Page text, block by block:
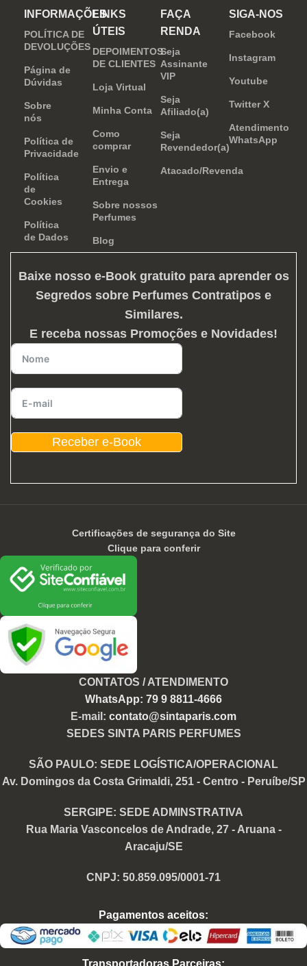
e determinação.
INFORMAÇÕES
POLÍTICA DE
DEVOLUÇÕES
Página de
Dúvidas
Sobre
nós
Política de
Privacidade
Política
de
Cookies
Política
de Dados
LINKS
ÚTEIS
DEPOIMENTOS
DE CLIENTES
Loja Virtual
Minha Conta
Como
comprar
Envio e
Entrega
Sobre nossos
Perfumes
Blog
FAÇA
RENDA
Seja
Assinante
VIP
Seja
Afiliado(a)
Seja
Revendedor(a)
Atacado/Revenda
SIGA-NOS
Facebook
Instagram
Youtube
Twitter X
Atendimento
WhatsApp
Baixe nosso e-Book gratuito para aprender os
Segredos sobre Perfumes Contratipos e
Similares.
E receba nossas Promoções e Novidades!
Receber e-Book
Certificações de segurança do Site
Clique para conferir
CONTATOS / ATENDIMENTO
WhatsApp: 79 9 8811-4666
E-mail: contato@sintaparis.com
SEDES SINTA PARIS PERFUMES
SÃO PAULO: SEDE LOGÍSTICA/OPERACIONAL
Av. Domingos da Costa Grimaldi, 251 - Centro - Peruíbe/SP
SERGIPE: SEDE ADMINSTRATIVA
Rua Maria Vasconcelos de Andrade, 27 - Aruana -
Aracaju/SE
CNPJ: 50.859.095/0001-71
Pagamentos aceitos:
Transportadoras Parceiras: